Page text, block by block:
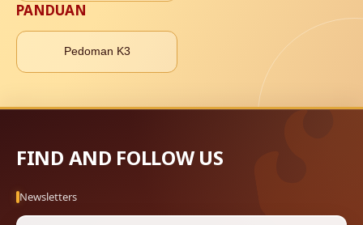
PANDUAN
Pedoman K3
FIND AND FOLLOW US
Newsletters